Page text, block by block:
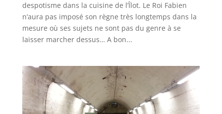
despotisme dans la cuisine de l’Îlot. Le Roi Fabien
n’aura pas imposé son règne très longtemps dans la
mesure où ses sujets ne sont pas du genre à se
laisser marcher dessus… A bon...